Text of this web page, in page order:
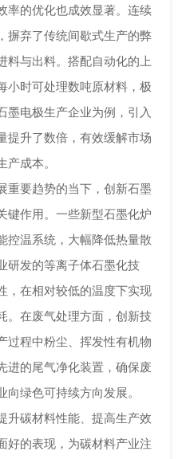
率的优化也成效显著。连续
摒弃了传统间歇式生产的弊
料与出料。搭配自动化的上
小时可处理数吨原材料，极
墨电极生产企业为例，引入
提升了数倍，有效缓解市场
成本。
重要趋势的当下，创新石墨
键作用。一些新型石墨化炉
控温系统，大幅降低热量散
研发的等离子体石墨化技
，在相对较低的温度下实现
。在废气处理方面，创新技
过程中粉尘、挥发性有机物
进的尾气净化装置，确保废
绿色可持续方向发展。
升碳材料性能、提高生产效
好的表现，为碳材料产业注